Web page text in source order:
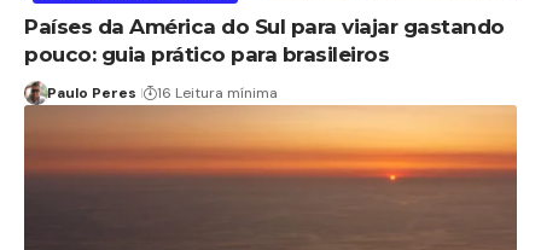
Países da América do Sul para viajar gastando
pouco: guia prático para brasileiros
Paulo Peres 16 Leitura mínima